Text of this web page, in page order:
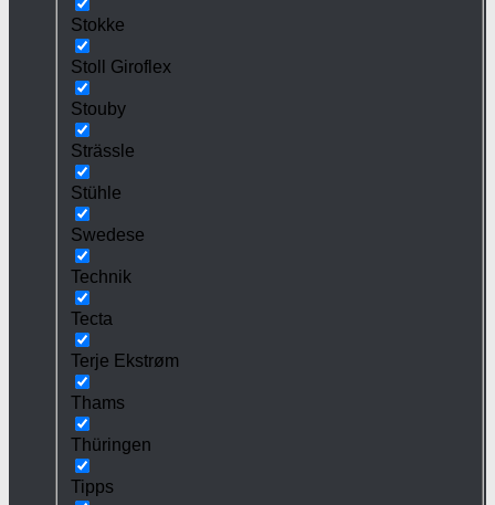
Stokke
Stoll Giroflex
Stouby
Strässle
Stühle
Swedese
Technik
Tecta
Terje Ekstrøm
Thams
Thüringen
Tipps